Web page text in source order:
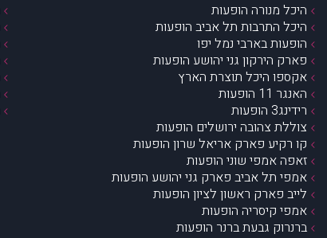
היכל מנורה הופעות
היכל התרבות תל אביב הופעות
הופעות בארבי נמל יפו
פארק הירקון גני יהושע הופעות
אקספו היכל תוצרת הארץ
האנגר 11 הופעות
רידינג3 הופעות
צוללת צהובה ירושלים הופעות
קו רקיע פארק אריאל שרון הופעות
זאפה אמפי שוני הופעות
אמפי תל אביב פארק גני יהושע הופעות
לייב פארק ראשון לציון הופעות
אמפי קיסריה הופעות
ברנרוק גבעת ברנר הופעות